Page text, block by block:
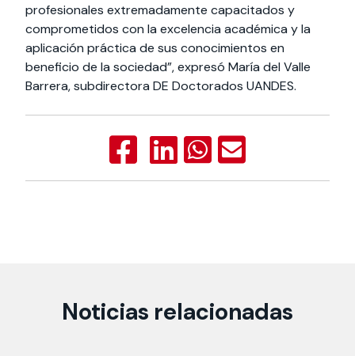
profesionales extremadamente capacitados y
comprometidos con la excelencia académica y la
aplicación práctica de sus conocimientos en
beneficio de la sociedad”, expresó María del Valle
Barrera, subdirectora DE Doctorados UANDES.
Noticias relacionadas